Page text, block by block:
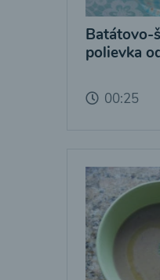
Batátovo-
polievka
00:25